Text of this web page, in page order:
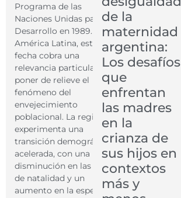
Programa de las
Naciones Unidas para el
Desarrollo en 1989. En
América Latina, esta
fecha cobra una
relevancia particular al
poner de relieve el
fenómeno del
envejecimiento
poblacional. La región
experimenta una
transición demográfica
acelerada, con una
disminución en las tasas
de natalidad y un
aumento en la esperanza
de la
maternidad
argentina:
Los desafíos
que
enfrentan
las madres
en la
crianza de
sus hijos en
contextos
más y